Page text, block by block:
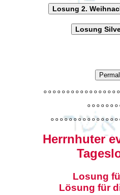
Losung 2.
Losung
o o o o o o o o o o o o o o o o o
o o o o o o o
o o o o o o o o o o o o o o o
Herrnhuter
Losung
Lösung für